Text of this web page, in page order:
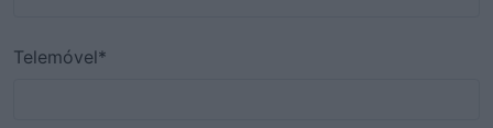
Telemóvel*